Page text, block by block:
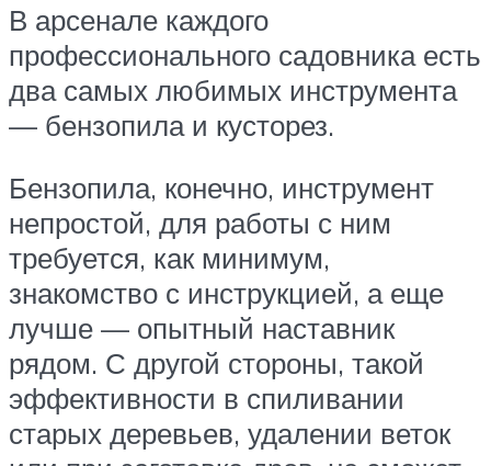
В арсенале каждого
профессионального садовника есть
два самых любимых инструмента
— бензопила и кусторез.
Бензопила, конечно, инструмент
непростой, для работы с ним
требуется, как минимум,
знакомство с инструкцией, а еще
лучше — опытный наставник
рядом. С другой стороны, такой
эффективности в спиливании
старых деревьев, удалении веток